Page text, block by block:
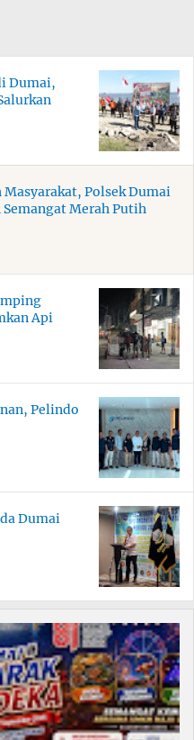
Dumai,
Polsek Dumai
Merah Putih
Api
Pelindo
Dumai